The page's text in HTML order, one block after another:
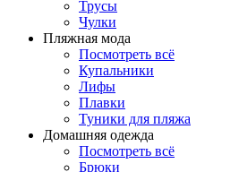
Трусы
Чулки
Пляжная мода
Посмотреть всё
Купальники
Лифы
Плавки
Туники для пляжа
Домашняя одежда
Посмотреть всё
Брюки